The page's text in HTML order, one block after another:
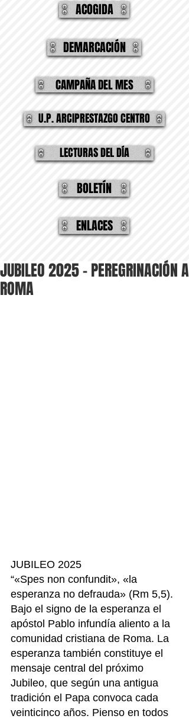
ACOGIDA
DEMARCACIÓN
CAMPAÑA DEL MES
U.P. ARCIPRESTAZGO CENTRO
LECTURAS DEL DÍA
BOLETÍN
ENLACES
JUBILEO 2025 - PEREGRINACIÓN A
ROMA
JUBILEO 2025
“«Spes non confundit», «la
esperanza no defrauda» (Rm 5,5).
Bajo el signo de la esperanza el
apóstol Pablo infundía aliento a la
comunidad cristiana de Roma. La
esperanza también constituye el
mensaje central del próximo
Jubileo, que según una antigua
tradición el Papa convoca cada
veinticinco años. Pienso en todos